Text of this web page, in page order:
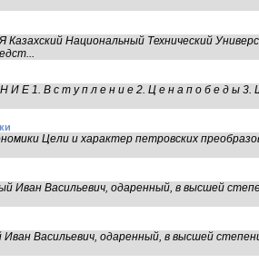
Национальный Технический
1. В с т у п л е н и е 2. Ц е н а п о б е д ы 3.
Цели и характер петровских
Иван Васильевич, одаренный, в высшей
Васильевич, одаренный, в высшей